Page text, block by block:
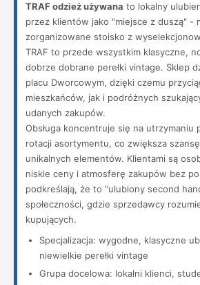
TRAF odzież używana to lokalny
przez klientów jako "miejsce z duszą" -
zorganizowane stoisko z
TRAF to przede wszystkim klasyczne,
dobrze dobrane perełki vintage. Sklep
placu Dworcowym, dzięki czemu
mieszkańców, jak i podróżnych
udanych zakupów.
Obsługa koncentruje się na utrzymaniu
rotacji asortymentu, co zwiększa
unikalnych elementów. Klientami są
niskie ceny i atmosferę zakupów bez
podkreślają, że to "ulubiony second
społeczności, gdzie sprzedawcy
kupujących.
Specjalizacja: wygodne, klasyczne
niewielkie perełki vintage
Grupa docelowa: lokalni klienci,